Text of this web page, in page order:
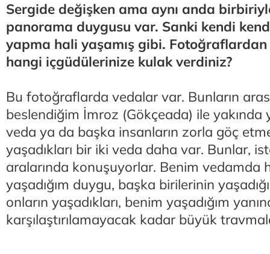
Sergide değişken ama aynı anda
panorama duygusu var. Sanki kendi
yapma hali yaşamış gibi.
hangi içgüdülerinize kulak verdiniz?
Bu fotoğraflarda vedalar var. Bunların
beslendiğim İmroz (Gökçeada) ile yakında
veda ya da başka insanların zorla göç
yaşadıkları bir iki veda daha var. Bunlar,
aralarında konuşuyorlar. Benim vedamda
yaşadığım duygu, başka birilerinin
onların yaşadıkları, benim yaşadığım
karşılaştırılamayacak kadar büyük